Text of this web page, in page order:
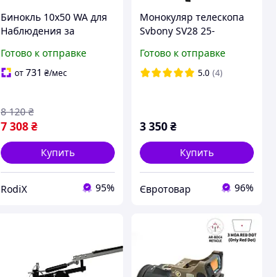
Бинокль 10x50 WA для
Наблюдения за
Широкоугольный
Прорезиненный
Готово к отправке
от731 ₴/мес
7 308 ₴
8 120 ₴
Купить
RodiX 95%
Монокуляр телескопа
Svbony SV28 25-
смартфона+штатив
Готово к отправке
5.0 (4)
3 350₴
Купить
Євротовар 96%